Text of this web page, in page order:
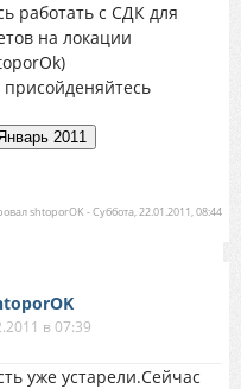
работать с СДК для
на локации
shtoporOK -Суббота, 22.01.2011, 08:44
в 07:39
уже устарели.Сейчас